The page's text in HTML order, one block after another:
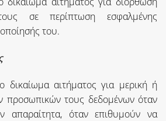
σε περίπτωση εσφαλμένης
του.
δικαίωμα αιτήματος για μερική ή
προσωπικών τους δεδομένων όταν
απαραίτητα, όταν επιθυμούν να